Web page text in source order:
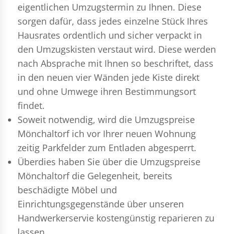
eigentlichen Umzugstermin zu Ihnen. Diese
sorgen dafür, dass jedes einzelne Stück Ihres
Hausrates ordentlich und sicher verpackt in
den Umzugskisten verstaut wird. Diese werden
nach Absprache mit Ihnen so beschriftet, dass
in den neuen vier Wänden jede Kiste direkt
und ohne Umwege ihren Bestimmungsort
findet.
Soweit notwendig, wird die Umzugspreise
Mönchaltorf ich vor Ihrer neuen Wohnung
zeitig Parkfelder zum Entladen abgesperrt.
Überdies haben Sie über die Umzugspreise
Mönchaltorf die Gelegenheit, bereits
beschädigte Möbel und
Einrichtungsgegenstände über unseren
Handwerkerservie kostengünstig reparieren zu